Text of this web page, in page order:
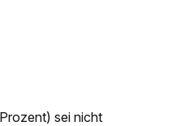
sei nicht